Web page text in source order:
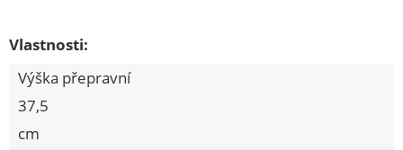
KOUPELNOVÉ DOPLŇKY
ŽEHLENÍ, SUŠENÍ, VĚŠENÍ
Vlastnosti:
Výška přepravní
37,5
cm